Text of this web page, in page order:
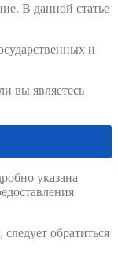
В данной статье
и
вы являетесь
указана
обратиться